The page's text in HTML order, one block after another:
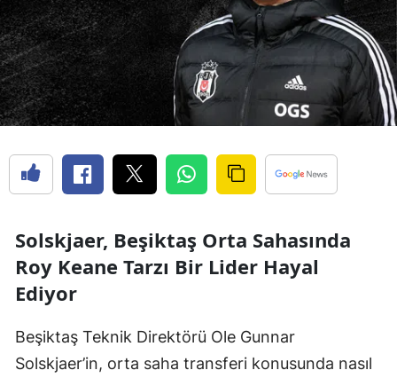
Solskjaer, Beşiktaş Orta Sahasında
Roy Keane Tarzı Bir Lider Hayal
Ediyor
Beşiktaş Teknik Direktörü Ole Gunnar
Solskjaer’in, orta saha transferi konusunda nasıl